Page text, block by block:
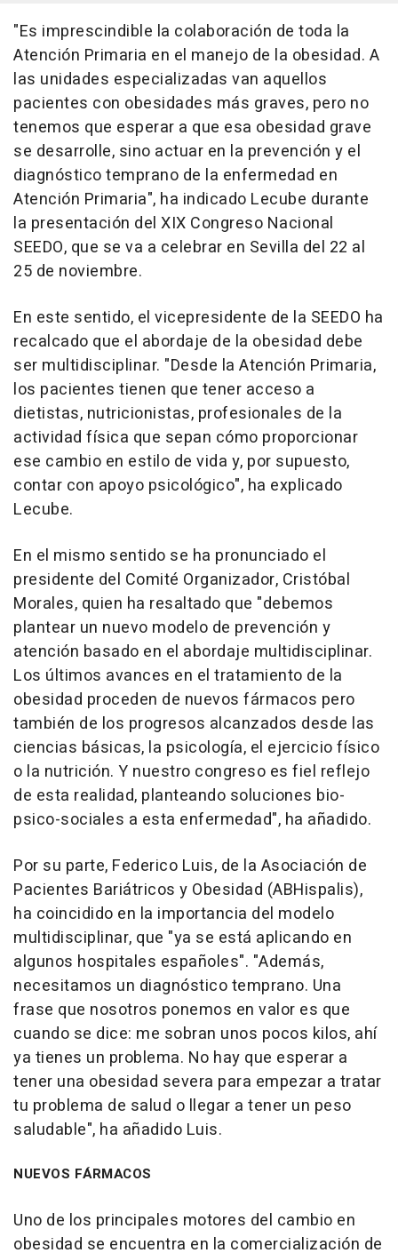
"Es imprescindible la colaboración de toda la
Atención Primaria en el manejo de la obesidad. A
las unidades especializadas van aquellos
pacientes con obesidades más graves, pero no
tenemos que esperar a que esa obesidad grave
se desarrolle, sino actuar en la prevención y el
diagnóstico temprano de la enfermedad en
Atención Primaria", ha indicado Lecube durante
la presentación del XIX Congreso Nacional
SEEDO, que se va a celebrar en Sevilla del 22 al
25 de noviembre.
En este sentido, el vicepresidente de la SEEDO ha
recalcado que el abordaje de la obesidad debe
ser multidisciplinar. "Desde la Atención Primaria,
los pacientes tienen que tener acceso a
dietistas, nutricionistas, profesionales de la
actividad física que sepan cómo proporcionar
ese cambio en estilo de vida y, por supuesto,
contar con apoyo psicológico", ha explicado
Lecube.
En el mismo sentido se ha pronunciado el
presidente del Comité Organizador, Cristóbal
Morales, quien ha resaltado que "debemos
plantear un nuevo modelo de prevención y
atención basado en el abordaje multidisciplinar.
Los últimos avances en el tratamiento de la
obesidad proceden de nuevos fármacos pero
también de los progresos alcanzados desde las
ciencias básicas, la psicología, el ejercicio físico
o la nutrición. Y nuestro congreso es fiel reflejo
de esta realidad, planteando soluciones bio-
psico-sociales a esta enfermedad", ha añadido.
Por su parte, Federico Luis, de la Asociación de
Pacientes Bariátricos y Obesidad (ABHispalis),
ha coincidido en la importancia del modelo
multidisciplinar, que "ya se está aplicando en
algunos hospitales españoles". "Además,
necesitamos un diagnóstico temprano. Una
frase que nosotros ponemos en valor es que
cuando se dice: me sobran unos pocos kilos, ahí
ya tienes un problema. No hay que esperar a
tener una obesidad severa para empezar a tratar
tu problema de salud o llegar a tener un peso
saludable", ha añadido Luis.
NUEVOS FÁRMACOS
Uno de los principales motores del cambio en
obesidad se encuentra en la comercialización de